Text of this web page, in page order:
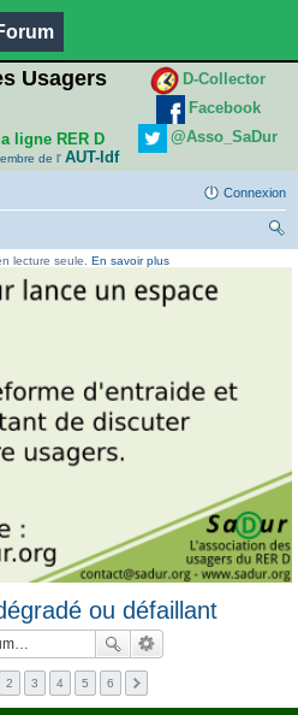
Usagers
ligne RER D
de l' AUT-Idf
D-Collector
Facebook
@Asso_SaDur
Connexion
lecture seule. En savoir plus
ou défaillant
2 3 4 5 6